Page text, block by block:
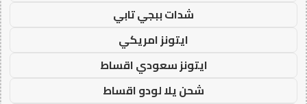
شدات ببجي تابي
ايتونز امريكي
ايتونز سعودي اقساط
شحن يلا لودو اقساط